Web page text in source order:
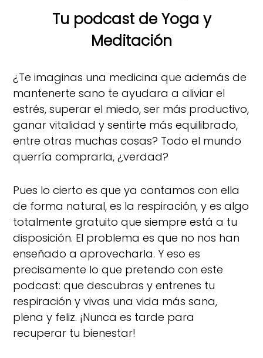
Tu podcast de Yoga y
Meditación
¿Te imaginas una medicina que además de
mantenerte sano te ayudara a aliviar el
estrés, superar el miedo, ser más productivo,
ganar vitalidad y sentirte más equilibrado,
entre otras muchas cosas? Todo el mundo
querría comprarla, ¿verdad?
Pues lo cierto es que ya contamos con ella
de forma natural, es la respiración, y es algo
totalmente gratuito que siempre está a tu
disposición. El problema es que no nos han
enseñado a aprovecharla. Y eso es
precisamente lo que pretendo con este
podcast: que descubras y entrenes tu
respiración y vivas una vida más sana,
plena y feliz. ¡Nunca es tarde para
recuperar tu bienestar!